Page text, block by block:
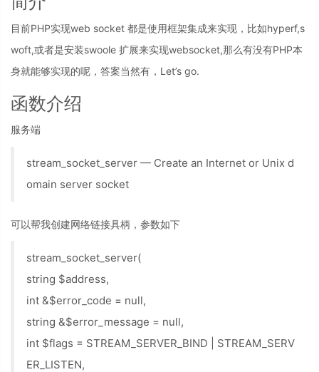
目前PHP实现web socket 都是使用框架集成来实现，比如hyperf,s
woft,或者是安装swoole 扩展来实现websocket,那么有没有PHP本
身就能够实现的呢，答案当然有，Let’s go.
函数介绍
服务端
stream_socket_server — Create an Internet or Unix d
omain server socket
可以帮我创建网络链接具柄，参数如下
stream_socket_server(
string $address,
int &$error_code = null,
string &$error_message = null,
int $flags = STREAM_SERVER_BIND | STREAM_SERV
ER_LISTEN,